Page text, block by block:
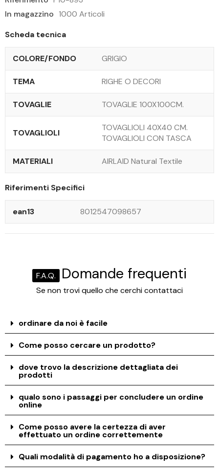
In magazzino 1000 Articoli
Scheda tecnica
COLORE/FONDO GRIGIO
TEMA RIGHE O DECORI
TOVAGLIE TOVAGLIE 100X100CM.
TOVAGLIOLI
TOVAGLIOLI 40X40 CM.
TOVAGLIOLI CON TASCA
MATERIALI AIRLAID Natural Textile
Riferimenti Specifici
ean13 8012547098657
F.A.Q. Domande frequenti
Se non trovi quello che cerchi contattaci
ordinare da noi è facile
Come posso cercare un prodotto?
dove trovo la descrizione dettagliata dei
prodotti
qualo sono i passaggi per concludere un ordine
online
Come posso avere la certezza di aver
effettuato un ordine correttemente
Quali modalità di pagamento ho a disposizione?